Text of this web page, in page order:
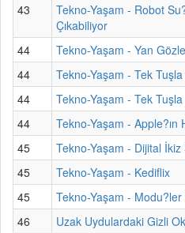
43
Tekno-Yaşam - Robot
Çıkabiliyor
44
Tekno-Yaşam - Yan
44
Tekno-Yaşam - Tek Tuşla
44
Tekno-Yaşam - Tek Tuşla
44
Tekno-Yaşam - Apple?ın
45
Tekno-Yaşam - Dijital
45
Tekno-Yaşam - Kediflix
45
Tekno-Yaşam - Modu?ler
46
Uzak Uydulardaki Gizli